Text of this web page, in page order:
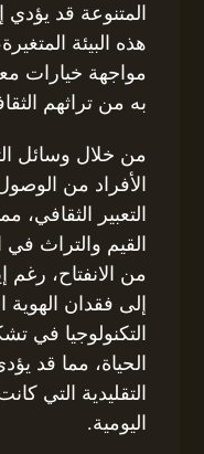
المتنوعة قد يؤدي
هذه البيئة
مواجهة خيارات
به من تراثهم
من خلال وسائل
الأفراد من
التعبير الثقافي،
القيم والتراث في
من الانفتاح، رغم
إلى فقدان الهوية
التكنولوجيا في
الحياة، مما قد
التقليدية التي
اليومية.